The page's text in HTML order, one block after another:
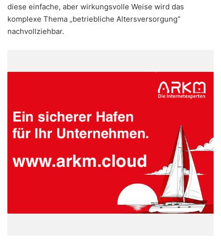
diese einfache, aber wirkungsvolle Weise wird das
komplexe Thema „betriebliche Altersversorgung“
nachvollziehbar.